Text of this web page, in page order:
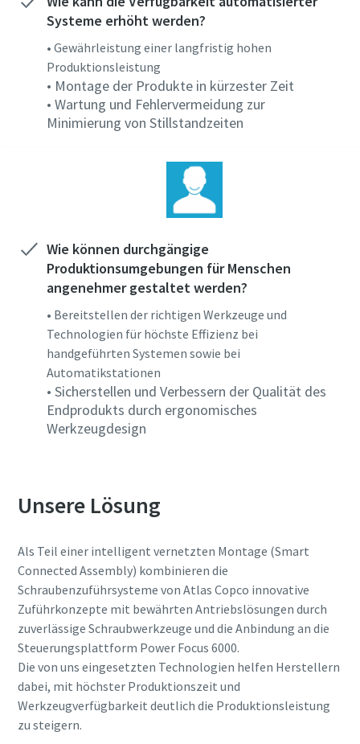
Systeme erhöht werden?
• Gewährleistung einer langfristig hohen
Produktionsleistung
• Montage der Produkte in kürzester Zeit
• Wartung und Fehlervermeidung zur
Minimierung von Stillstandzeiten
Wie können durchgängige
Produktionsumgebungen für Menschen
angenehmer gestaltet werden?
• Bereitstellen der richtigen Werkzeuge und
Technologien für höchste Effizienz bei
handgeführten Systemen sowie bei
Automatikstationen
• Sicherstellen und Verbessern der Qualität des
Endprodukts durch ergonomisches
Werkzeugdesign
Unsere Lösung
Als Teil einer intelligent vernetzten Montage (Smart
Connected Assembly) kombinieren die
Schraubenzuführsysteme von Atlas Copco innovative
Zuführkonzepte mit bewährten Antriebslösungen durch
zuverlässige Schraubwerkzeuge und die Anbindung an die
Steuerungsplattform Power Focus 6000.
Die von uns eingesetzten Technologien helfen Herstellern
dabei, mit höchster Produktionszeit und
Werkzeugverfügbarkeit deutlich die Produktionsleistung
zu steigern.
Ja, kontaktieren Sie mich!
Anti-Roboter-Verifizierung
Hier klicken
Ja, kontaktieren Sie mich!
Anti-Roboter-Verifizierung
Hier klicken